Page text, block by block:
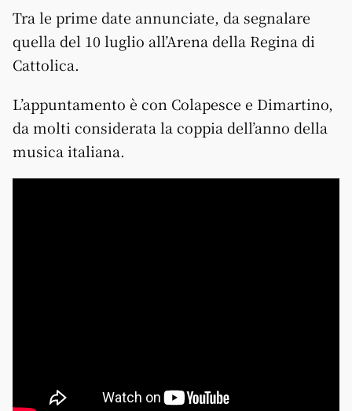
Tra le prime date annunciate, da segnalare
quella del 10 luglio all’Arena della Regina di
Cattolica.
L’appuntamento è con Colapesce e Dimartino,
da molti considerata la coppia dell’anno della
musica italiana.